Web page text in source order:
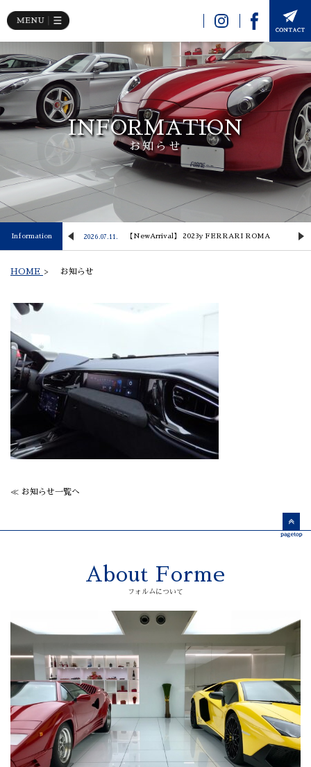
INFORMATION
お知らせ
Information
Lusso 2026.07.11. 【NewArrival】 2023y FERRARI ROMA
HOME > お知らせ
≪ お知らせ一覧へ
About Forme
フォルムについて